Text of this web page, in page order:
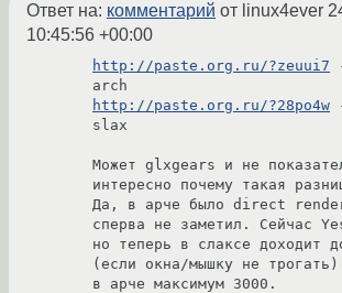
Ответ на: комментарий от linux4ever
10:45:56 +00:00
http://paste.org.ru/?zeuui7
http://paste.org.ru/?28po4w
slax
Может glxgears и не
интересно почему такая
Да, в арче было direct
сперва не заметил. Сейчас
но теперь в слаксе доходит
(если окна/мышку не